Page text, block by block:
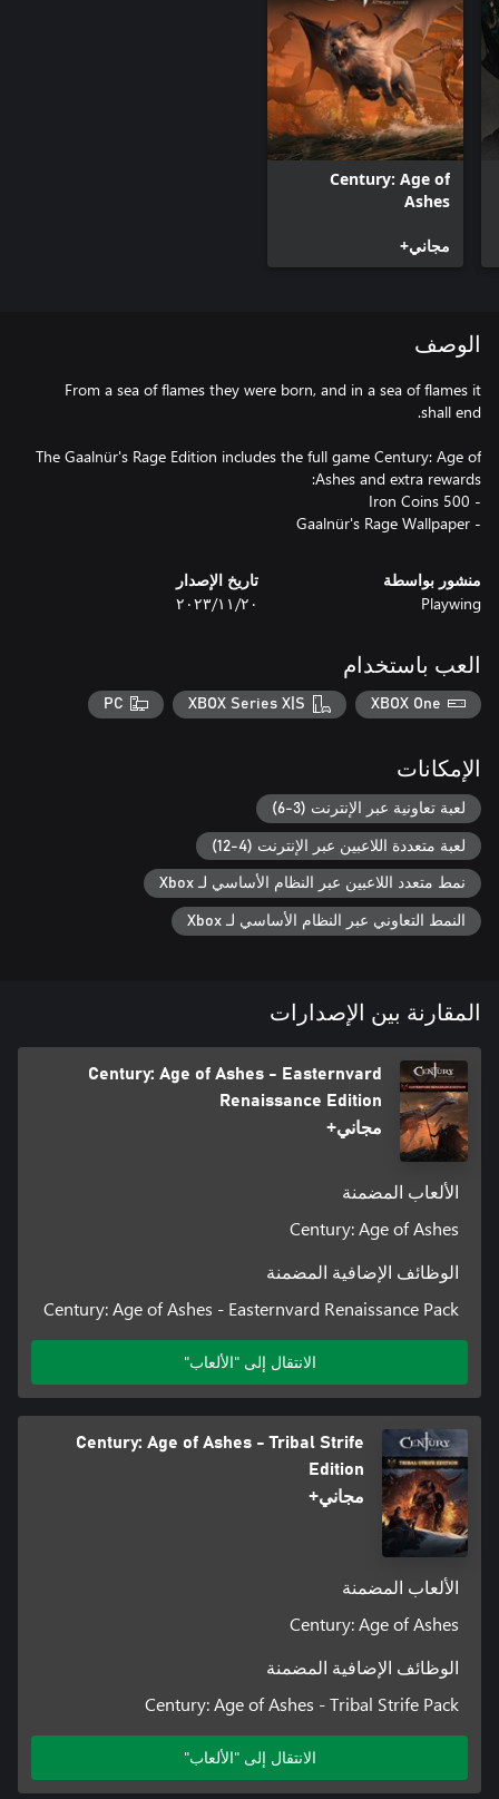
Century: Age of
Ashes
مجاني+
الوصف
From a sea of flames they were born, and in a sea of flames it
The Gaalnür's Rage Edition includes the full game Century: Age of
- Gaalnür's Rage Wallpaper
منشور بواسطة
Playwing
تاريخ الإصدار
٢٠‏/١١‏/٢٠٢٣
العب باستخدام
XBOX One
XBOX Series X|S
PC
الإمكانات
لعبة تعاونية عبر الإنترنت (3-6)
لعبة متعددة اللاعبين عبر الإنترنت (4-12)
نمط متعدد اللاعبين عبر النظام الأساسي لـ Xbox
النمط التعاوني عبر النظام الأساسي لـ Xbox
المقارنة بين الإصدارات
Century: Age of Ashes - Easternvard
Renaissance Edition
مجاني+
الألعاب المضمنة
Century: Age of Ashes
الوظائف الإضافية المضمنة
Century: Age of Ashes - Easternvard Renaissance Pack
الانتقال إلى "الألعاب"
Century: Age of Ashes - Tribal Strife
Edition
مجاني+
الألعاب المضمنة
Century: Age of Ashes
الوظائف الإضافية المضمنة
Century: Age of Ashes - Tribal Strife Pack
الانتقال إلى "الألعاب"